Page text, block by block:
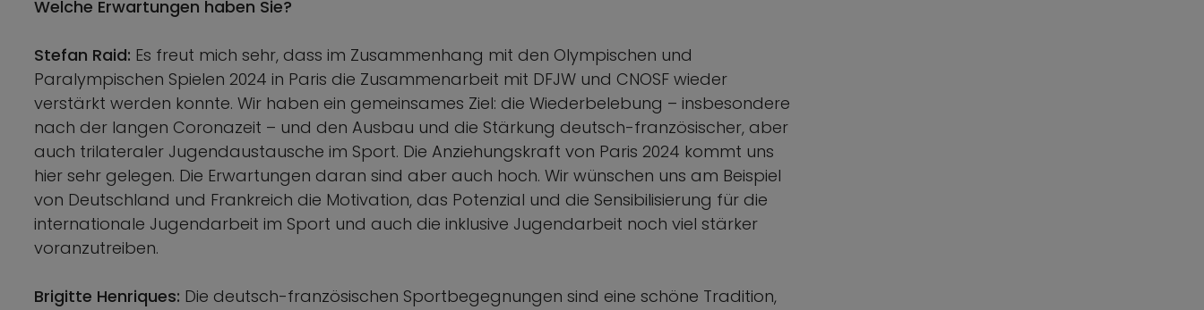
Welche Erwartungen haben Sie?
Stefan Raid: Es freut mich sehr, dass im Zusammenhang mit den Olympischen und
Paralympischen Spielen 2024 in Paris die Zusammenarbeit mit DFJW und CNOSF wieder
verstärkt werden konnte. Wir haben ein gemeinsames Ziel: die Wiederbelebung – insbesondere
nach der langen Coronazeit – und den Ausbau und die Stärkung deutsch-französischer, aber
auch trilateraler Jugendaustausche im Sport. Die Anziehungskraft von Paris 2024 kommt uns
hier sehr gelegen. Die Erwartungen daran sind aber auch hoch. Wir wünschen uns am Beispiel
von Deutschland und Frankreich die Motivation, das Potenzial und die Sensibilisierung für die
internationale Jugendarbeit im Sport und auch die inklusive Jugendarbeit noch viel stärker
voranzutreiben.
Brigitte Henriques: Die deutsch-französischen Sportbegegnungen sind eine schöne Tradition,